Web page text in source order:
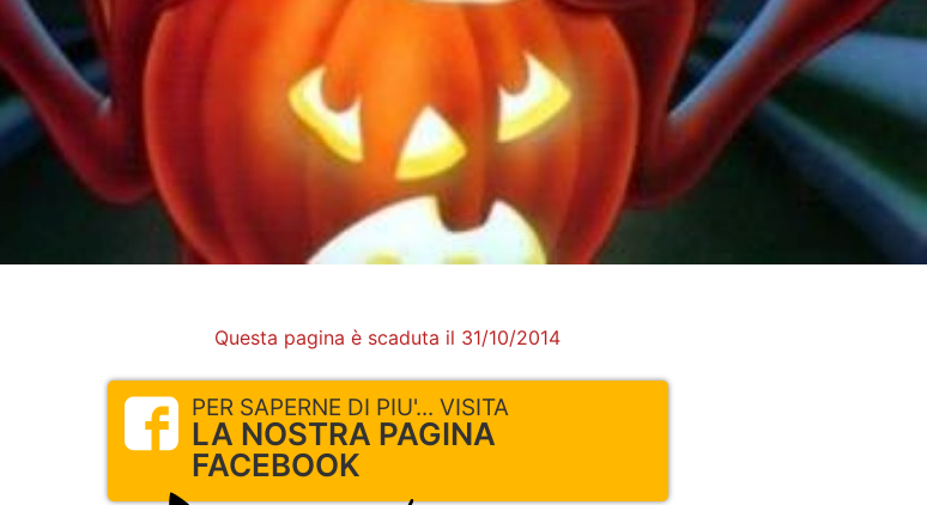
Questa pagina è scaduta il 31/10/2014
PER SAPERNE DI PIU'... VISITA
LA NOSTRA PAGINA
FACEBOOK